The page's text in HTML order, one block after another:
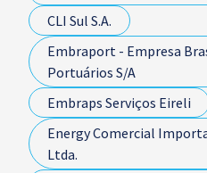
CLI Sul S.A.
Embraport - Empresa
Portuários S/A
Embraps Serviços Eireli
Energy Comercial
Ltda.